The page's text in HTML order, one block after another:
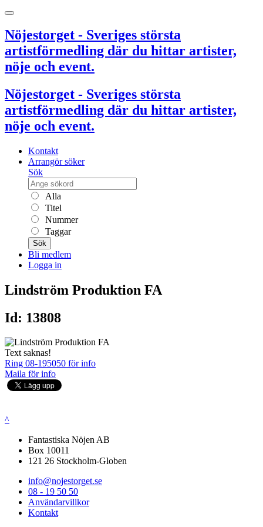
Nöjestorget - Sveriges största
artistförmedling där du hittar artister,
nöje och event.
Nöjestorget - Sveriges största
artistförmedling där du hittar artister,
nöje och event.
Kontakt
Arrangör söker
Sök
Alla
Titel
Nummer
Taggar
Sök
Bli medlem
Logga in
Lindström Produktion FA
Id: 13808
Text saknas!
Ring 08-195050 för info
Maila för info
^
Fantastiska Nöjen AB
Box 10011
121 26 Stockholm-Globen
info@nojestorget.se
08 - 19 50 50
Användarvillkor
Kontakt